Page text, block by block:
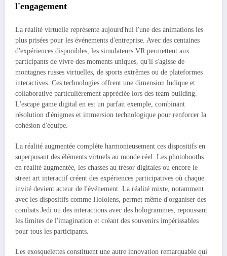
l'engagement
La réalité virtuelle représente aujourd'hui l'une des animations les
plus prisées pour les événements d'entreprise. Avec des centaines
d'expériences disponibles, les simulateurs VR permettent aux
participants de vivre des moments uniques, qu'il s'agisse de
montagnes russes virtuelles, de sports extrêmes ou de plateformes
interactives. Ces technologies offrent une dimension ludique et
collaborative particulièrement appréciée lors des team building.
L'escape game digital en est un parfait exemple, combinant
résolution d'énigmes et immersion technologique pour renforcer la
cohésion d'équipe.
La réalité augmentée complète harmonieusement ces dispositifs en
superposant des éléments virtuels au monde réel. Les photobooths
en réalité augmentée, les chasses au trésor digitales ou encore le
street art interactif créent des expériences participatives où chaque
invité devient acteur de l'événement. La réalité mixte, notamment
avec les dispositifs comme Hololens, permet même d'organiser des
combats Jedi ou des interactions avec des hologrammes, repoussant
les limites de l'imagination et créant des souvenirs impérissables
pour tous les participants.
Les exosquelettes constituent une autre innovation remarquable qui